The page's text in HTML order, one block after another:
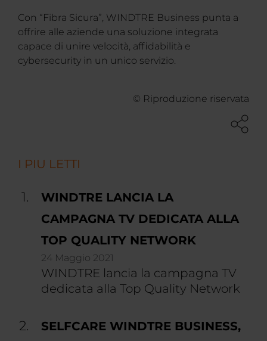
Con “Fibra Sicura”, WINDTRE Business punta a
offrire alle aziende una soluzione integrata
capace di unire velocità, affidabilità e
cybersecurity in un unico servizio.
© Riproduzione riservata
I PIU LETTI
WINDTRE LANCIA LA
CAMPAGNA TV DEDICATA ALLA
TOP QUALITY NETWORK
24 Maggio 2021
WINDTRE lancia la campagna TV
dedicata alla Top Quality Network
SELFCARE WINDTRE BUSINESS,